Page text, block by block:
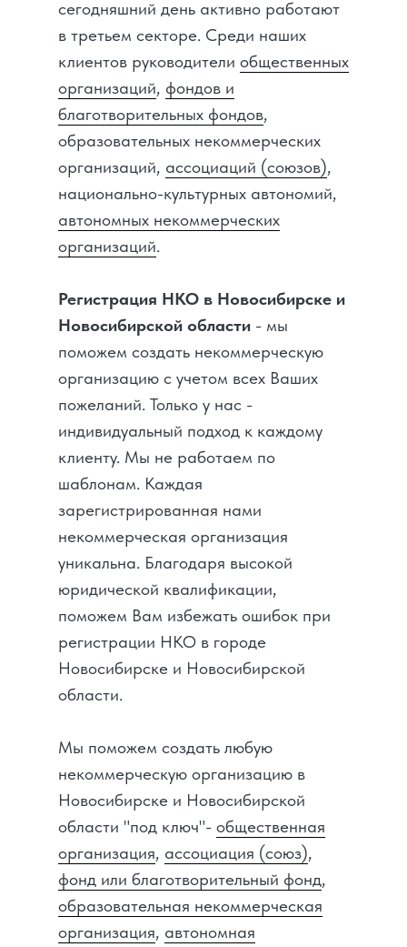
сегодняшний день активно работают
в третьем секторе. Среди наших
клиентов руководители общественных
организаций, фондов и
благотворительных фондов,
образовательных некоммерческих
организаций, ассоциаций (союзов),
национально-культурных автономий,
автономных некоммерческих
организаций.
Регистрация НКО в Новосибирске и
Новосибирской области - мы
поможем создать некоммерческую
организацию с учетом всех Ваших
пожеланий. Только у нас -
индивидуальный подход к каждому
клиенту. Мы не работаем по
шаблонам. Каждая
зарегистрированная нами
некоммерческая организация
уникальна. Благодаря высокой
юридической квалификации,
поможем Вам избежать ошибок при
регистрации НКО в городе
Новосибирске и Новосибирской
области.
Мы поможем создать любую
некоммерческую организацию в
Новосибирске и Новосибирской
области "под ключ"- общественная
организация, ассоциация (союз),
фонд или благотворительный фонд,
образовательная некоммерческая
организация, автономная